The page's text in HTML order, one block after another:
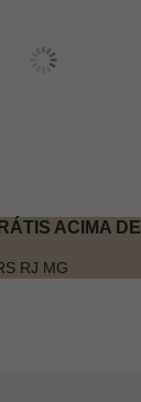
ACIMA DE
RJ MG